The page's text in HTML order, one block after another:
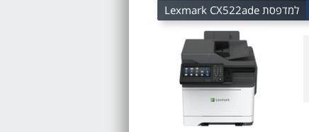
למדפסת Lexmark CX522ade